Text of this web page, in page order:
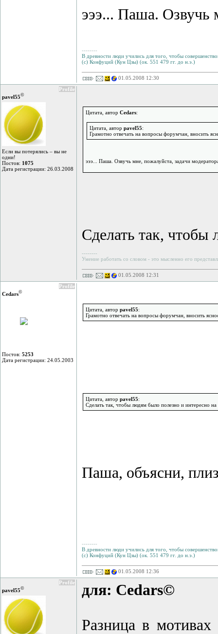
эээ... Паша. Озвучь
--------
В древности люди учились для того, чтобы
(с) Конфуций (Кун Цзы) (ок. 551 479 гг. до н.э.)
01.05.2008 12:30
Profile
pavel55©
Если вы потерялись – вы не
одни!
Постов: 1075
Дата регистрации: 26.03.2008
Цитата, автор Cedars:
Цитата, автор pavel55:
Грамотно отвечать на вопросы форумчан, вносить
эээ... Паша. Озвучь мне, пожалуйста, задачи
Сделать так,
--------
Умение работать со словом - это мысленно его
01.05.2008 12:31
Profile
Cedars©
Постов: 5253
Дата регистрации: 24.05.2003
Цитата, автор pavel55:
Грамотно отвечать на вопросы форумчан, вносить
Цитата, автор pavel55:
Сделать так, чтобы людям было полезно и интересно
Паша, объясни,
--------
В древности люди учились для того, чтобы
(с) Конфуций (Кун Цзы) (ок. 551 479 гг. до н.э.)
01.05.2008 12:36
Profile
pavel55© для: Cedars©
Разница в